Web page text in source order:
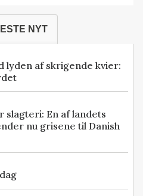
NYT
lyden af skrigende kvier:
slagteri: En af landets
nu grisene til Danish